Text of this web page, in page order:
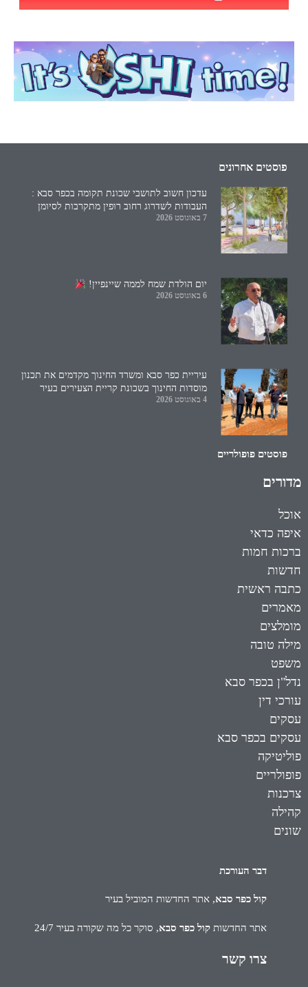
פוסטים אחרונים
עדכון חשוב לתושבי שכונת תקומה בכפר סבא :
העבודות לשדרוג רחוב רופין מתקרבות לסיומן
7 באוגוסט 2026
יום הולדת שמח לממה שיינפיין!
6 באוגוסט 2026
עיריית כפר סבא ומשרד החינוך מקדמים את תכנון
מוסדות החינוך בשכונת קריית הצעירים בעיר
4 באוגוסט 2026
פוסטים פופולריים
מדורים
אוכל
איפה כדאי
ברכות חמות
חדשות
כתבה ראשית
מאמרים
מומלצים
מילה טובה
משפט
נדל"ן בכפר סבא
עורכי דין
עסקים
עסקים בכפר סבא
פוליטיקה
פופולריים
צרכנות
קהילה
שונים
דבר העורכת
קול כפר סבא, אתר החדשות המוביל בעיר
אתר החדשות קול כפר סבא, סוקר כל מה שקורה בעיר 24/7
צרו קשר